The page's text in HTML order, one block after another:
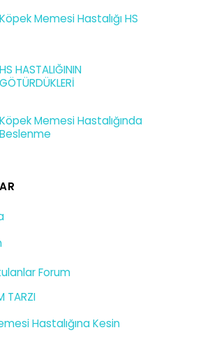
Köpek Memesi Hastalığı HS
HS HASTALIĞININ
GÖTÜRDÜKLERİ
Köpek Memesi Hastalığında
Beslenme
Forum
TARZI
Hastalığına Kesin